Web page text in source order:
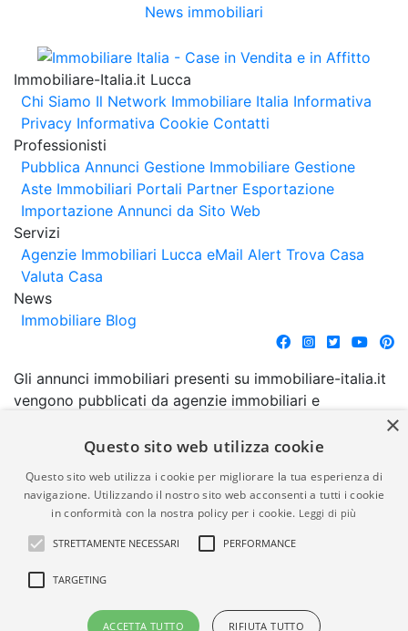
News immobiliari
Immobiliare-Italia.it Lucca
Chi Siamo Il Network Immobiliare Italia Informativa
Privacy Informativa Cookie Contatti
Professionisti
Pubblica Annunci Gestione Immobiliare Gestione
Aste Immobiliari Portali Partner Esportazione
Importazione Annunci da Sito Web
Servizi
Agenzie Immobiliari Lucca eMail Alert Trova Casa
Valuta Casa
News
Immobiliare Blog
Gli annunci immobiliari presenti su immobiliare-italia.it
vengono pubblicati da agenzie immobiliari e
comporta l'approvazione o l'avallo da parte di
garanzia da parte di quest'ultima. immobiliare-italia.it
quindi non è responsabile della veridicità, della
correttezza, della completezza, della normativa in
materia di privacy e/o di alcun altro aspetto dei
suddetti annunci.
© Copyright 2007 - 2026
Powered by
×
Questo sito web utilizza cookie
Questo sito web utilizza i cookie per migliorare la tua esperienza di
navigazione. Utilizzando il nostro sito web acconsenti a tutti i cookie
in conformità con la nostra policy per i cookie. Leggi di più
STRETTAMENTE NECESSARI PERFORMANCE
TARGETING
ACCETTA TUTTO RIFIUTA TUTTO